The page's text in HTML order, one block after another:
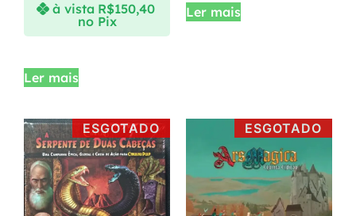
à vista R$150,40
no Pix
Ler mais
Ler mais
ESGOTADO ESGOTADO